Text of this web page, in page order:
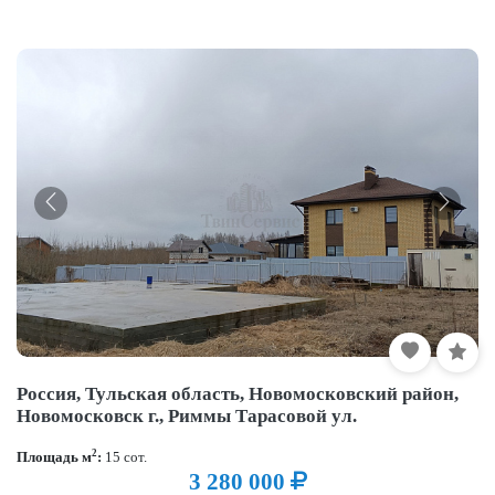
Россия, Тульская область, Новомосковский район,
Новомосковск г., Риммы Тарасовой ул.
Площадь м2: 15 сот.
3 280 000